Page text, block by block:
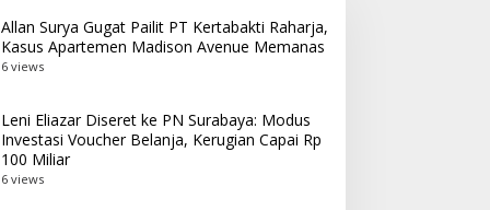
Allan Surya Gugat Pailit PT Kertabakti Raharja,
Kasus Apartemen Madison Avenue Memanas
6 views
Leni Eliazar Diseret ke PN Surabaya: Modus
Investasi Voucher Belanja, Kerugian Capai Rp
100 Miliar
6 views